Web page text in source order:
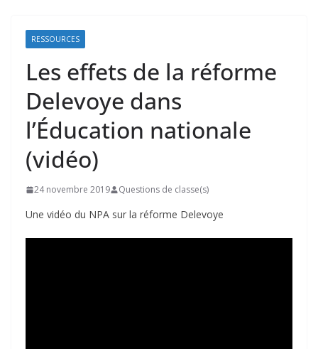
RESSOURCES
Les effets de la réforme
Delevoye dans
l’Éducation nationale
(vidéo)
24 novembre 2019 Questions de classe(s)
Une vidéo du NPA sur la réforme Delevoye